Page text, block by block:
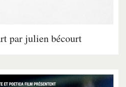
par julien bécourt